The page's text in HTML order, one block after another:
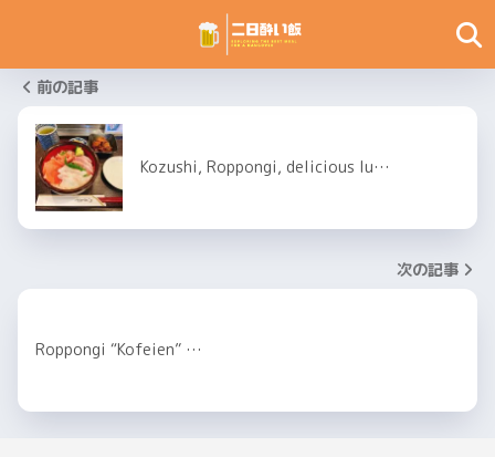
前の記事
Kozushi, Roppongi, delicious lu…
次の記事
Roppongi “Kofeien” …